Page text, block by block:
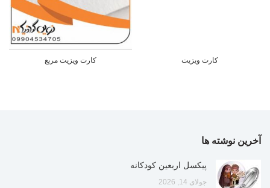
کارت ویزیت کارت ویزیت مربع
آخرین نوشته ها
پیکسل اربعین کودکانه
جولای 14, 2026